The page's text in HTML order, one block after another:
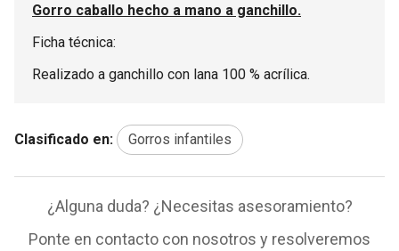
Gorro caballo hecho a mano a ganchillo.
Ficha técnica:
Realizado a ganchillo con lana 100 % acrílica.
Clasificado en: Gorros infantiles
¿Alguna duda? ¿Necesitas asesoramiento?
Ponte en contacto con nosotros y resolveremos